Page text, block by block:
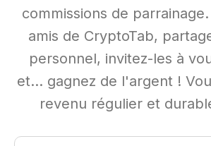
commissions de
amis de CryptoTab,
personnel, invitez-les à
et… gagnez de l'argent !
revenu régulier et